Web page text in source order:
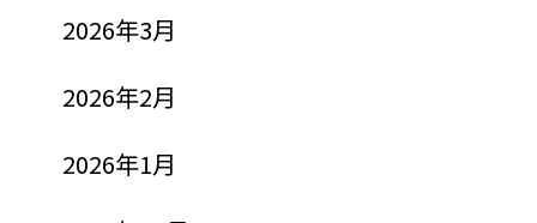
2026年3月
2026年2月
2026年1月